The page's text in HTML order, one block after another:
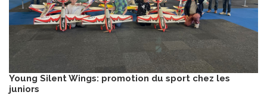
Young Silent Wings: promotion du sport chez les
juniors